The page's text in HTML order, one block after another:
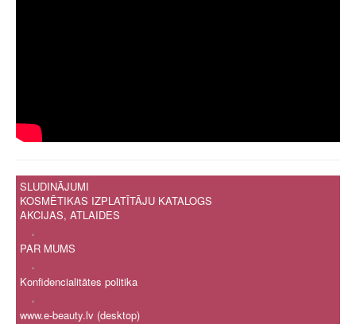
SLUDINĀJUMI
KOSMĒTIKAS IZPLATĪTĀJU KATALOGS
AKCIJAS, ATLAIDES
.
PAR MUMS
.
Konfidencialitātes politika
.
www.e-beauty.lv (desktop)